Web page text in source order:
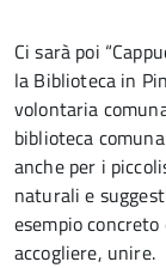
Ci sarà poi
la Biblioteca in
volontaria
biblioteca
anche per i
naturali e
esempio
accogliere, unire.